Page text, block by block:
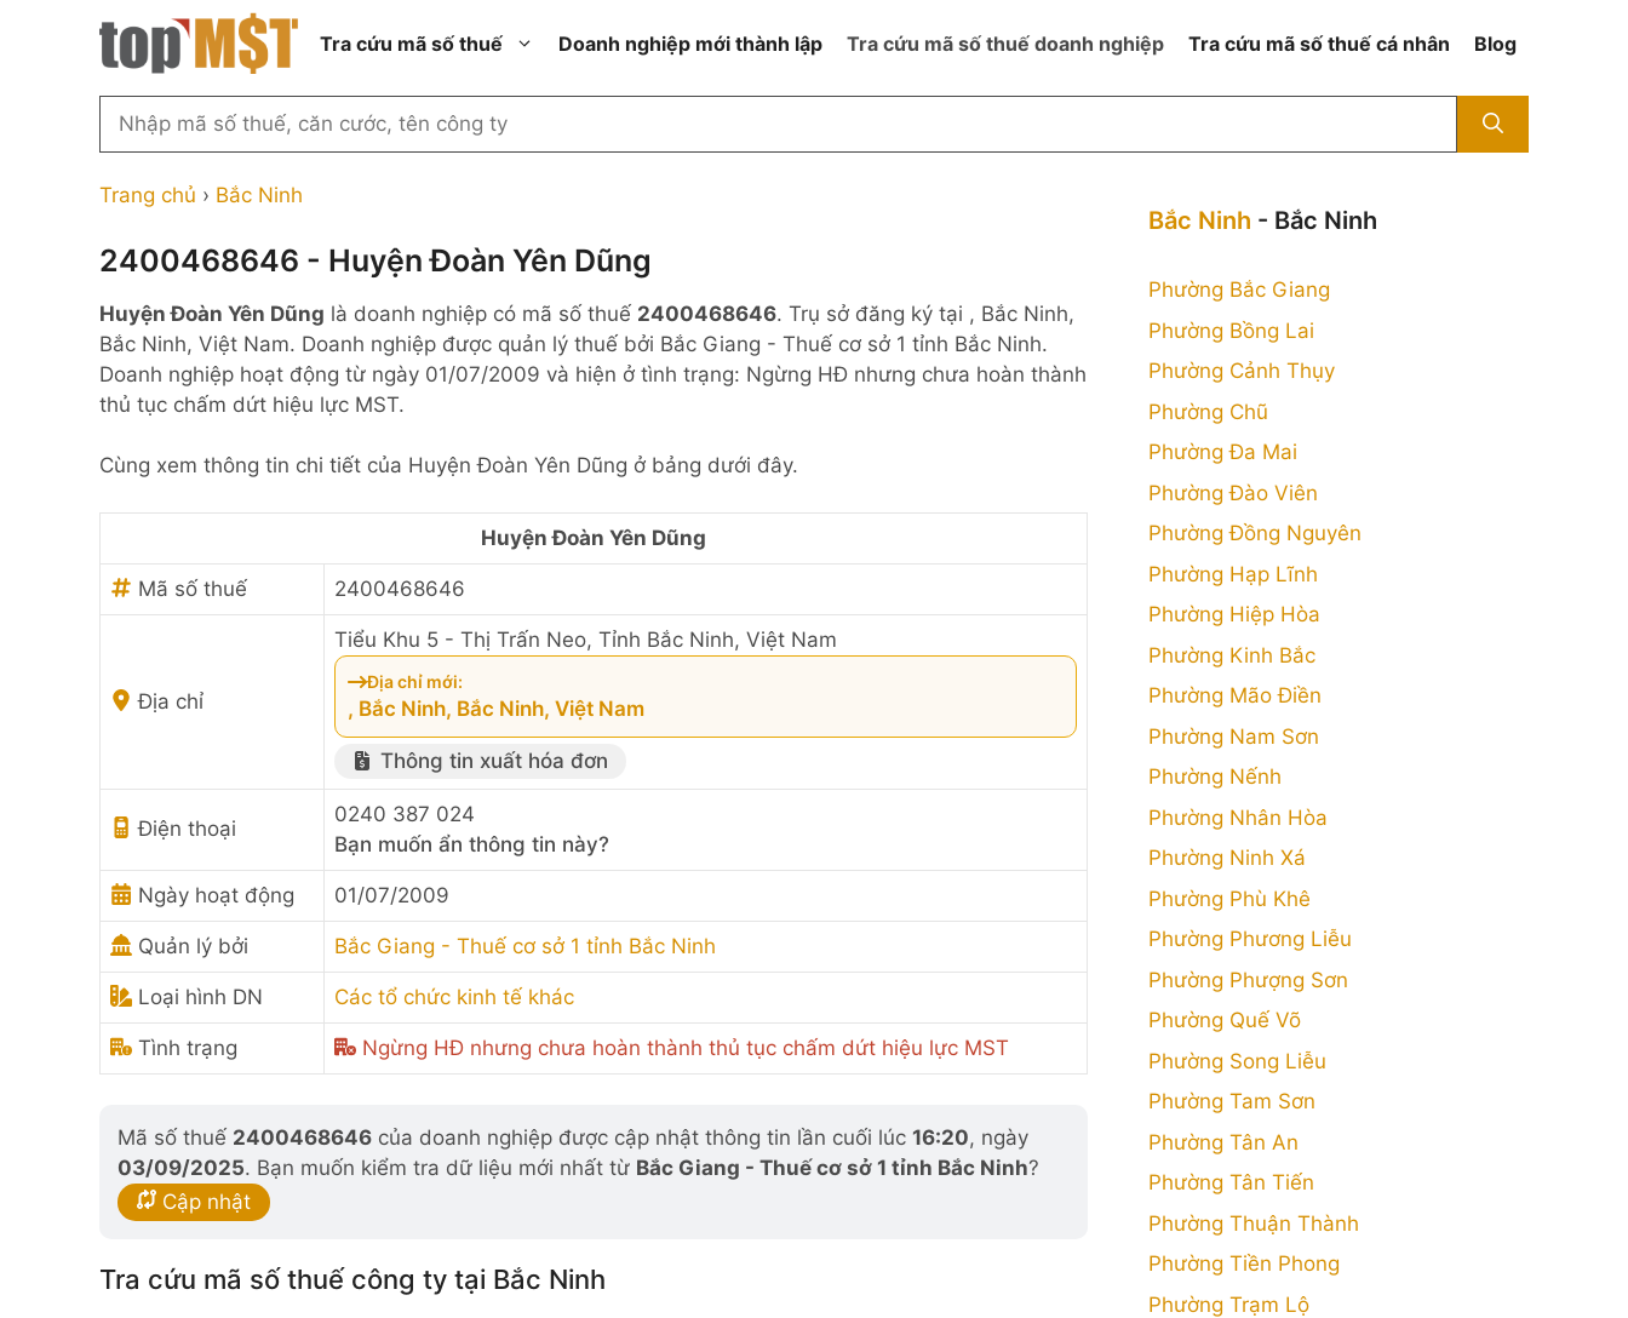
Tra cứu mã số thuế
Thành phố Hồ Chí Minh
Thành phố Hà Nội
Thành phố Đà Nẵng
Thành phố Hải Phòng
Thanh Hóa
Bắc Ninh
Nghệ An
Công ty cổ phần ngoài NN
thành viên ngoài NN
thành viên trở lên ngoài NN
Công ty trách nhiệm hữu hạn
ngoài NN
Không hoạt động tại địa chỉ đã
đăng ký
Doanh nghiệp mới thành lập Tra cứu mã số thuế doanh nghiệp Tra cứu mã số thuế cá nhân Blog
Tìm
theo
công
người
đại
diện
hoặc
số
Trang chủ › Bắc Ninh
2400468646 - Huyện Đoàn Yên Dũng
Huyện Đoàn Yên Dũng là doanh nghiệp có mã số thuế 2400468646. Trụ sở đăng ký tại , Bắc Ninh,
Bắc Ninh, Việt Nam. Doanh nghiệp được quản lý thuế bởi Bắc Giang - Thuế cơ sở 1 tỉnh Bắc Ninh.
Doanh nghiệp hoạt động từ ngày 01/07/2009 và hiện ở tình trạng: Ngừng HĐ nhưng chưa hoàn thành
thủ tục chấm dứt hiệu lực MST.
Cùng xem thông tin chi tiết của Huyện Đoàn Yên Dũng ở bảng dưới đây.
Huyện Đoàn Yên Dũng
Mã số thuế 2400468646
Địa chỉ
Tiểu Khu 5 - Thị Trấn Neo, Tỉnh Bắc Ninh, Việt Nam
Địa chỉ mới:
, Bắc Ninh, Bắc Ninh, Việt Nam
Thông tin xuất hóa đơn
Điện thoại
0240 387 024
Bạn muốn ẩn thông tin này?
Ngày hoạt động 01/07/2009
Quản lý bởi Bắc Giang - Thuế cơ sở 1 tỉnh Bắc Ninh
Loại hình DN Các tổ chức kinh tế khác
Tình trạng Ngừng HĐ nhưng chưa hoàn thành thủ tục chấm dứt hiệu lực MST
Mã số thuế 2400468646 của doanh nghiệp được cập nhật thông tin lần cuối lúc 16:20, ngày
03/09/2025. Bạn muốn kiểm tra dữ liệu mới nhất từ Bắc Giang - Thuế cơ sở 1 tỉnh Bắc Ninh?
Cập nhật
Tra cứu mã số thuế công ty tại Bắc Ninh
Bắc Ninh - Bắc Ninh
Phường Bắc Giang
Phường Bồng Lai
Phường Cảnh Thụy
Phường Chũ
Phường Đa Mai
Phường Đào Viên
Phường Đồng Nguyên
Phường Hạp Lĩnh
Phường Hiệp Hòa
Phường Kinh Bắc
Phường Mão Điền
Phường Nam Sơn
Phường Nếnh
Phường Nhân Hòa
Phường Ninh Xá
Phường Phù Khê
Phường Phương Liễu
Phường Phượng Sơn
Phường Quế Võ
Phường Song Liễu
Phường Tam Sơn
Phường Tân An
Phường Tân Tiến
Phường Thuận Thành
Phường Tiền Phong
Phường Trạm Lộ